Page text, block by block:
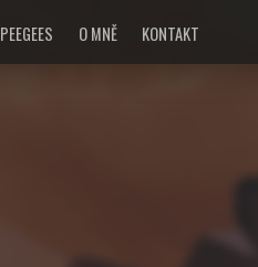
PEEGEES O MNĚ KONTAKT